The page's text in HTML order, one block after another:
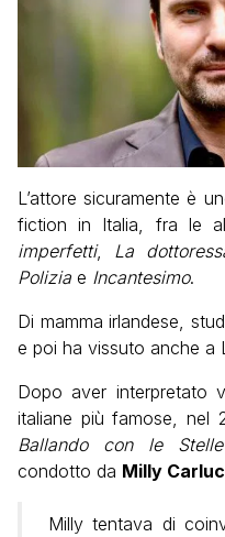
L’attore sicuramente è
fiction in Italia, fra le
imperfetti, La
Polizia e Incantesimo.
Di mamma irlandese,
e poi ha vissuto anche a
Dopo aver interpretato
italiane più famose, nel
Ballando con le
condotto da Milly
Milly tentava di